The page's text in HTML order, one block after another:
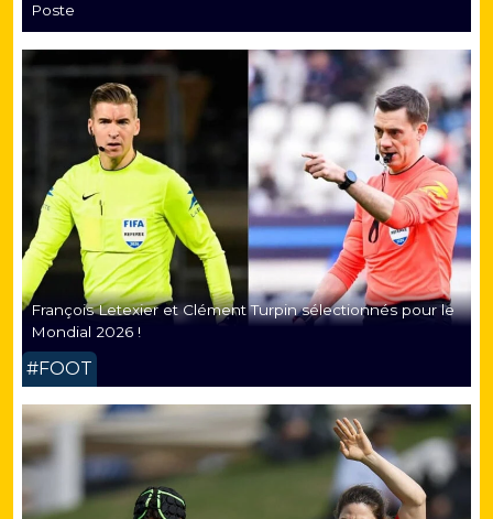
Poste
François Letexier et Clément Turpin sélectionnés pour le
Mondial 2026 !
#FOOT